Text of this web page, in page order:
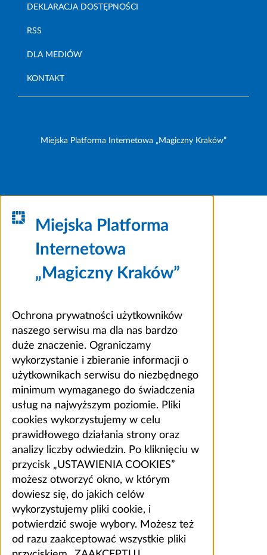
DEKLARACJA DOSTĘPNOŚCI
RSS
DLA MEDIÓW
KONTAKT
Miejska Platforma Internetowa „Magiczny Kraków”
Miejska Platforma
Internetowa
„Magiczny Kraków”
Ochrona prywatności użytkowników
naszego serwisu ma dla nas bardzo
duże znaczenie. Ograniczamy
wykorzystanie i zbieranie informacji o
użytkownikach serwisu do niezbędnego
minimum wymaganego do świadczenia
usług na najwyższym poziomie. Pliki
cookies wykorzystujemy w celu
prawidłowego działania strony oraz
analizy liczby odwiedzin. Po kliknięciu w
przycisk „USTAWIENIA COOKIES”
możesz otworzyć okno, w którym
dowiesz się, do jakich celów
wykorzystujemy pliki cookie, i
potwierdzić swoje wybory. Możesz też
od razu zaakceptować wszystkie pliki